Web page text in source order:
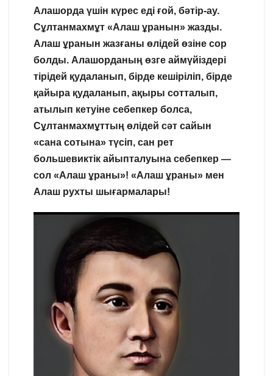
Алашорда үшін күрес еді ғой, бәтір-ау.
Сұлтанмахмұт «Алаш ұранын» жазды.
Алаш ұранын жазғаны өлідей өзіне сор
болды. Алашорданың өзге аймүйіздері
тірідей қудаланып, бірде кешіріліп, бірде
қайыра қудаланып, ақыры сотталып,
атылып кетуіне себепкер болса,
Сұлтанмахмұттың өлідей сәт сайын
«сана сотына» түсіп, сан рет
большевиктік айыпталуына себепкер —
сол «Алаш ұраны»! «Алаш ұраны» мен
Алаш рухты шығармалары!